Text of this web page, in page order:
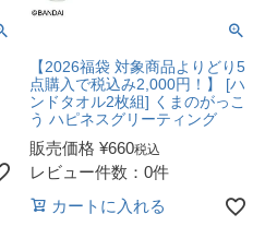
【2026福袋 対象商品よりどり5
点購入で税込み2,000円！】 [ハ
ンドタオル2枚組] くまのがっこ
う ハピネスグリーティング
販売価格 ¥660税込
レビュー件数：0件
カートに入れる